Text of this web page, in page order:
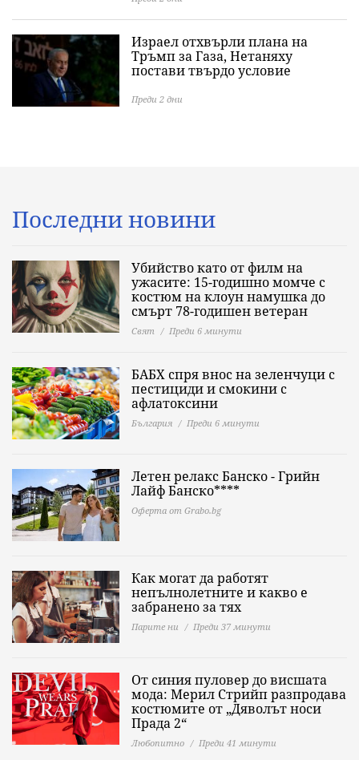
Израел отхвърли плана на
Тръмп за Газа, Нетаняху
постави твърдо условие
Преди 2 дни
Последни новини
Убийство като от филм на
ужасите: 15-годишно момче с
костюм на клоун намушка до
смърт 78-годишен ветеран
Свят Преди 6 минути
БАБХ спря внос на зеленчуци с
пестициди и смокини с
афлатоксини
България Преди 6 минути
Летен релакс Банско - Грийн
Лайф Банско****
Оферта от Grabo.bg
Как могат да работят
непълнолетните и какво е
забранено за тях
Парите ни Преди 37 минути
От синия пуловер до висшата
мода: Мерил Стрийп разпродава
костюмите от „Дяволът носи
Прада 2“
Любопитно Преди 41 минути